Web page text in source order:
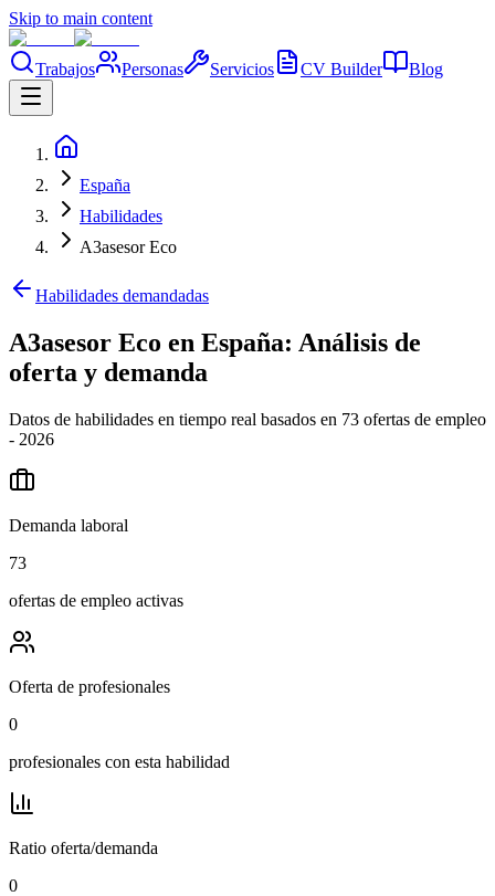
Skip to main content
Trabajos Personas Servicios CV Builder Blog
España
Habilidades
A3asesor Eco
Habilidades demandadas
A3asesor Eco en España: Análisis de
oferta y demanda
Datos de habilidades en tiempo real basados en 73 ofertas de empleo
- 2026
Demanda laboral
73
ofertas de empleo activas
Oferta de profesionales
0
profesionales con esta habilidad
Ratio oferta/demanda
0